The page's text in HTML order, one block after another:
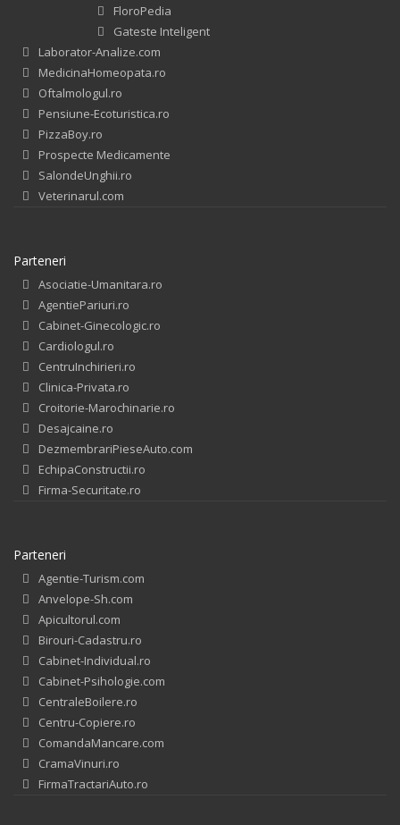
FloroPedia
Gateste Inteligent
Laborator-Analize.com
MedicinaHomeopata.ro
Oftalmologul.ro
Pensiune-Ecoturistica.ro
PizzaBoy.ro
Prospecte Medicamente
SalondeUnghii.ro
Veterinarul.com
Parteneri
Asociatie-Umanitara.ro
AgentiePariuri.ro
Cabinet-Ginecologic.ro
Cardiologul.ro
CentruInchirieri.ro
Clinica-Privata.ro
Croitorie-Marochinarie.ro
Desajcaine.ro
DezmembrariPieseAuto.com
EchipaConstructii.ro
Firma-Securitate.ro
Parteneri
Agentie-Turism.com
Anvelope-Sh.com
Apicultorul.com
Birouri-Cadastru.ro
Cabinet-Individual.ro
Cabinet-Psihologie.com
CentraleBoilere.ro
Centru-Copiere.ro
ComandaMancare.com
CramaVinuri.ro
FirmaTractariAuto.ro